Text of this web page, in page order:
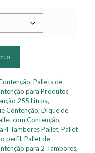
, Pallets de
para Produtos
255 Litros,
Contenção, Dique de
com Contenção,
4 Tambores Pallet, Pallet
perfil, Pallet de
para 2 Tambores,